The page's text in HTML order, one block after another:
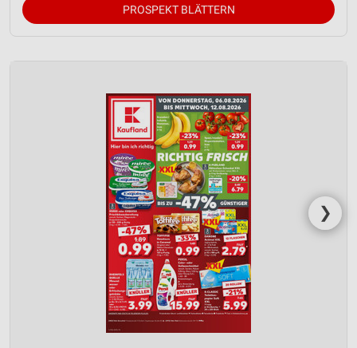
PROSPEKT BLÄTTERN
❯